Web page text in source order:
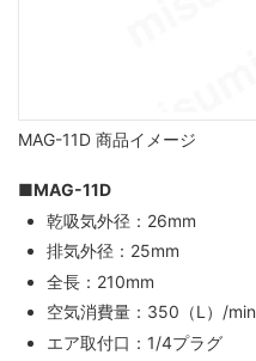
MAG-11D 商品イメージ
■MAG-11D
乾吸気外径：26mm
排気外径：25mm
全長：210mm
空気消費量：350（L）/min
エア取付口：1/4プラグ